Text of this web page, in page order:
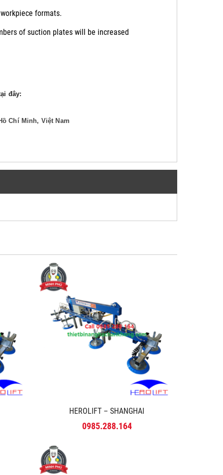
formats.
of suction plates will be increased
đây:
Chí Minh, Việt Nam
HEROLIFT – SHANGHAI
0985.288.164